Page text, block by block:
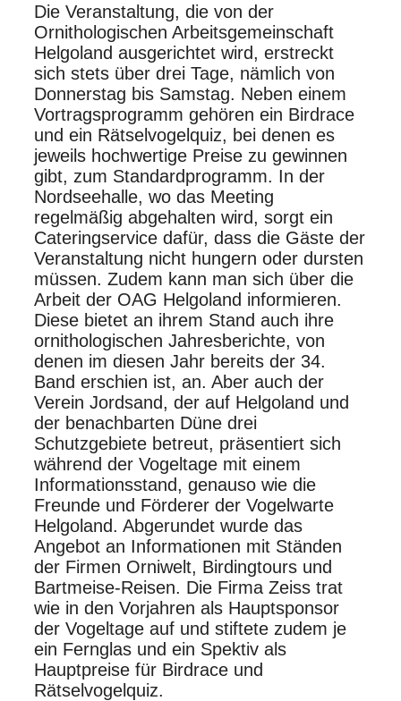
Die Veranstaltung, die von der
Ornithologischen Arbeitsgemeinschaft
Helgoland ausgerichtet wird, erstreckt
sich stets über drei Tage, nämlich von
Donnerstag bis Samstag. Neben einem
Vortragsprogramm gehören ein Birdrace
und ein Rätselvogelquiz, bei denen es
jeweils hochwertige Preise zu gewinnen
gibt, zum Standardprogramm. In der
Nordseehalle, wo das Meeting
regelmäßig abgehalten wird, sorgt ein
Cateringservice dafür, dass die Gäste der
Veranstaltung nicht hungern oder dursten
müssen. Zudem kann man sich über die
Arbeit der OAG Helgoland informieren.
Diese bietet an ihrem Stand auch ihre
ornithologischen Jahresberichte, von
denen im diesen Jahr bereits der 34.
Band erschien ist, an. Aber auch der
Verein Jordsand, der auf Helgoland und
der benachbarten Düne drei
Schutzgebiete betreut, präsentiert sich
während der Vogeltage mit einem
Informationsstand, genauso wie die
Freunde und Förderer der Vogelwarte
Helgoland. Abgerundet wurde das
Angebot an Informationen mit Ständen
der Firmen Orniwelt, Birdingtours und
Bartmeise-Reisen. Die Firma Zeiss trat
wie in den Vorjahren als Hauptsponsor
der Vogeltage auf und stiftete zudem je
ein Fernglas und ein Spektiv als
Hauptpreise für Birdrace und
Rätselvogelquiz.